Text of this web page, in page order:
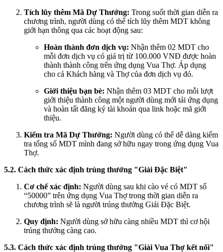
Tích lũy thêm Mã Dự Thưởng: Trong suốt thời gian diễn ra
chương trình, người dùng có thể tích lũy thêm MDT không
giới hạn thông qua các hoạt động sau:
Hoàn thành đơn dịch vụ: Nhận thêm 02 MDT cho
mỗi đơn dịch vụ có giá trị từ 100.000 VNĐ được hoàn
thành thành công trên ứng dụng Vua Thợ. Áp dụng
cho cả Khách hàng và Thợ của đơn dịch vụ đó.
Giới thiệu bạn bè: Nhận thêm 03 MDT cho mỗi lượt
giới thiệu thành công một người dùng mới tải ứng dụng
và hoàn tất đăng ký tài khoản qua link hoặc mã giới
thiệu.
Kiểm tra Mã Dự Thưởng: Người dùng có thể dễ dàng kiểm
tra tổng số MDT mình đang sở hữu ngay trong ứng dụng Vua
Thợ.
5.2. Cách thức xác định trúng thưởng "Giải Đặc Biệt"
Cơ chế xác định: Người dùng sau khi cào vé có MDT số
“50000” trên ứng dụng Vua Thợ trong thời gian diễn ra
chương trình sẽ là người trúng thưởng Giải Đặc Biệt.
Quy định: Người dùng sở hữu càng nhiều MDT thì cơ hội
trúng thưởng càng cao.
5.3. Cách thức xác định trúng thưởng "Giải Vua Thợ kết nối"